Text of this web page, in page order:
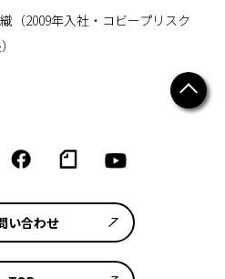
（2009年入社・コビープリスク
い合わせ